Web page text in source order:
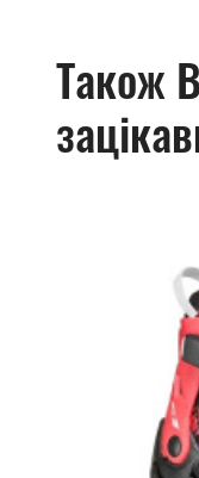
Також